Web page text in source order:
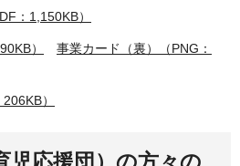
：1,150KB）
）
事業カード（裏）（PNG：
）
児応援団）の方々の